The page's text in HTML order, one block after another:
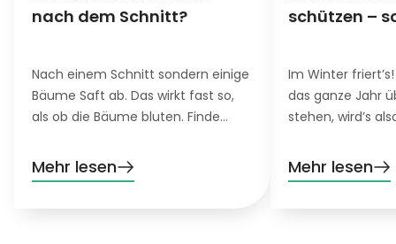
nach dem Schnitt?
Nach einem Schnitt sondern einige
Bäume Saft ab. Das wirkt fast so,
als ob die Bäume bluten. Finde
sich hat und was du für blutende
Bäume tun kannst.
Mehr lesen
schützen –
Im Winter
das ganze Jahr
stehen, wird’s
harten Bäume,
Blumen in
Mehr lesen